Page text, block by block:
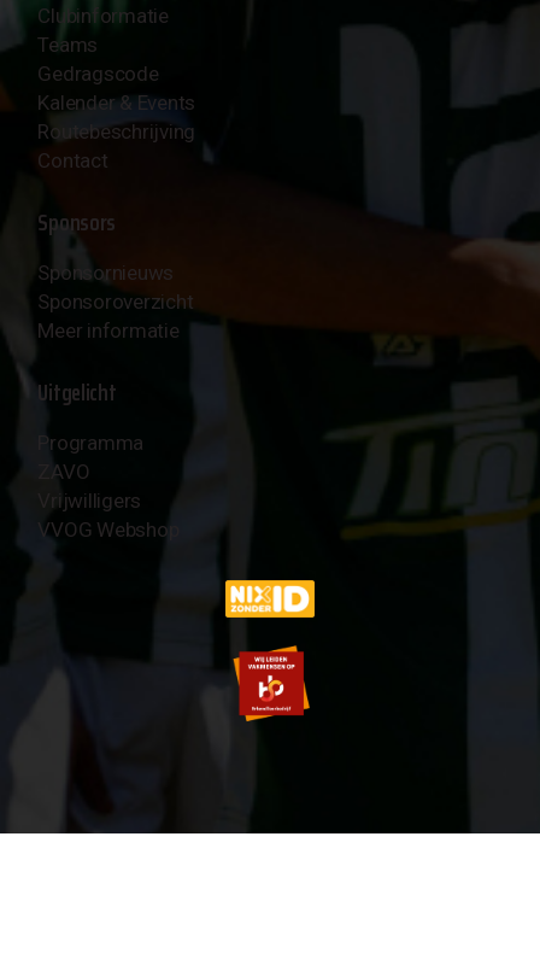
Clubinformatie
Teams
Gedragscode
Kalender & Events
Routebeschrijving
Contact
Sponsors
Sponsornieuws
Sponsoroverzicht
Meer informatie
Uitgelicht
Programma
ZAVO
Vrijwilligers
VVOG Webshop